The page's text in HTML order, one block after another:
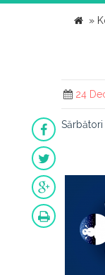
»
24
Sărbători